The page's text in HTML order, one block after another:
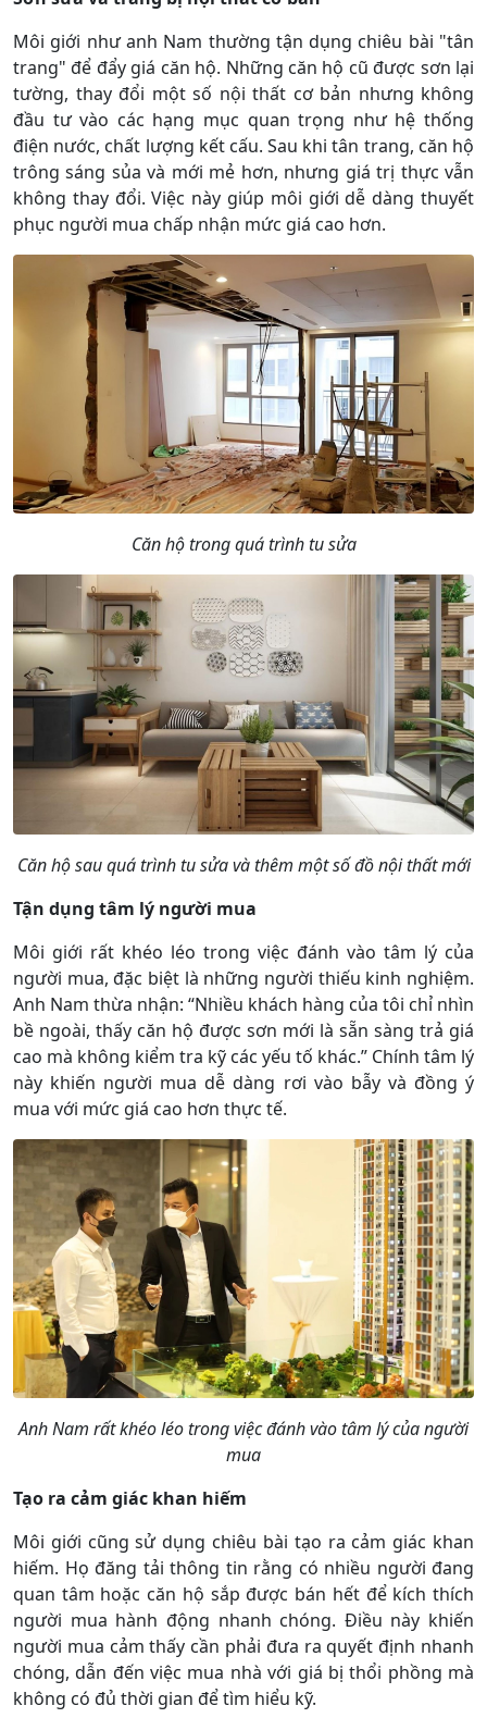
Môi giới như anh Nam thường tận dụng chiêu bài "tân
trang" để đẩy giá căn hộ. Những căn hộ cũ được sơn lại
tường, thay đổi một số nội thất cơ bản nhưng không
đầu tư vào các hạng mục quan trọng như hệ thống
điện nước, chất lượng kết cấu. Sau khi tân trang, căn hộ
trông sáng sủa và mới mẻ hơn, nhưng giá trị thực vẫn
không thay đổi. Việc này giúp môi giới dễ dàng thuyết
phục người mua chấp nhận mức giá cao hơn.
Căn hộ trong quá trình tu sửa
Căn hộ sau quá trình tu sửa và thêm một số đồ nội thất mới
Tận dụng tâm lý người mua
Môi giới rất khéo léo trong việc đánh vào tâm lý của
người mua, đặc biệt là những người thiếu kinh nghiệm.
Anh Nam thừa nhận: “Nhiều khách hàng của tôi chỉ nhìn
bề ngoài, thấy căn hộ được sơn mới là sẵn sàng trả giá
cao mà không kiểm tra kỹ các yếu tố khác.” Chính tâm lý
này khiến người mua dễ dàng rơi vào bẫy và đồng ý
mua với mức giá cao hơn thực tế.
Anh Nam rất khéo léo trong việc đánh vào tâm lý của người
mua
Tạo ra cảm giác khan hiếm
Môi giới cũng sử dụng chiêu bài tạo ra cảm giác khan
hiếm. Họ đăng tải thông tin rằng có nhiều người đang
quan tâm hoặc căn hộ sắp được bán hết để kích thích
người mua hành động nhanh chóng. Điều này khiến
người mua cảm thấy cần phải đưa ra quyết định nhanh
chóng, dẫn đến việc mua nhà với giá bị thổi phồng mà
không có đủ thời gian để tìm hiểu kỹ.